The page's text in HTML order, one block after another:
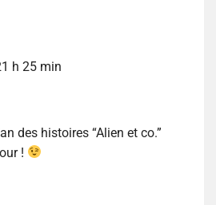
h 25 min
des histoires “Alien et co.”
!